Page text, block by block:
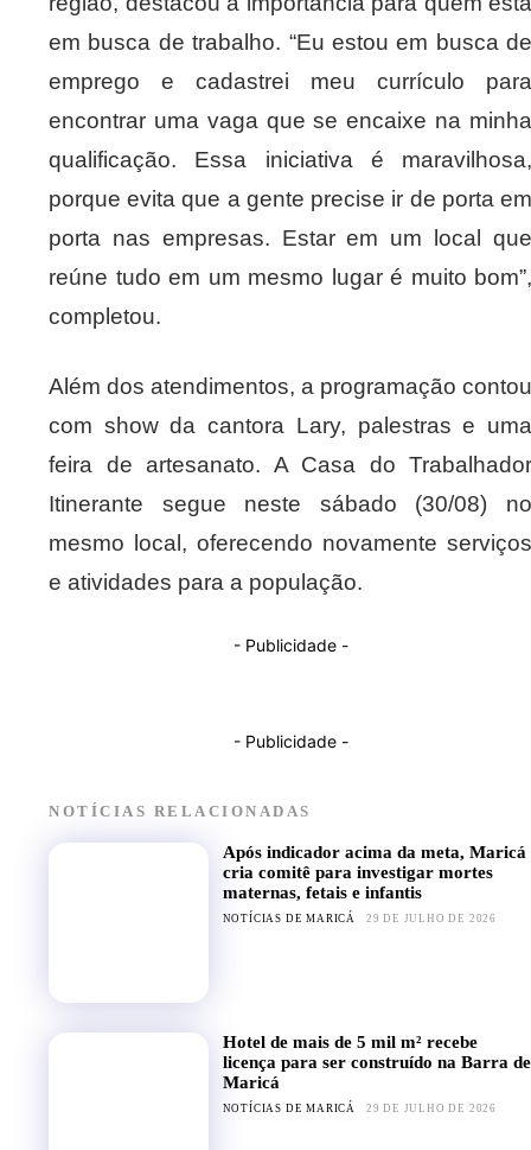
em busca de trabalho. “Eu estou em busca de
emprego e cadastrei meu currículo para
encontrar uma vaga que se encaixe na minha
qualificação. Essa iniciativa é maravilhosa,
porque evita que a gente precise ir de porta em
porta nas empresas. Estar em um local que
reúne tudo em um mesmo lugar é muito bom”,
completou.
Além dos atendimentos, a programação contou
com show da cantora Lary, palestras e uma
feira de artesanato. A Casa do Trabalhador
Itinerante segue neste sábado (30/08) no
mesmo local, oferecendo novamente serviços
e atividades para a população.
- Publicidade -
- Publicidade -
NOTÍCIAS RELACIONADAS
Após indicador acima da meta, Maricá
cria comitê para investigar mortes
maternas, fetais e infantis
NOTÍCIAS DE MARICÁ 29 DE JULHO DE 2026
Hotel de mais de 5 mil m² recebe
licença para ser construído na Barra de
Maricá
NOTÍCIAS DE MARICÁ 29 DE JULHO DE 2026